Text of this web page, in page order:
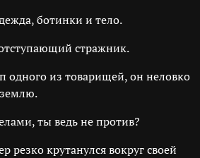
ботинки и тело.
стражник.
одного из товарищей, он неловко
ты ведь не против?
резко крутанулся вокруг своей